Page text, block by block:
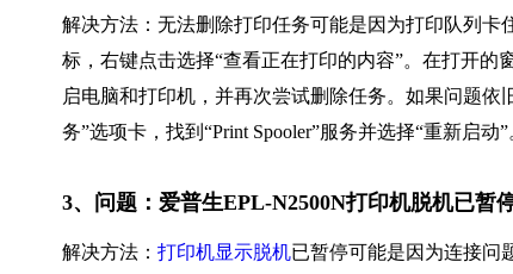
解决方法：无法删除打印任务可能是因为打印队列卡
标，右键点击选择“查看正在打印的内容”。在打开
启电脑和打印机，并再次尝试删除任务。如果问题依
务”选项卡，找到“Print Spooler”服务并选择“重新启动”
3、问题：爱普生EPL-N2500N打印机脱机已暂
解决方法： 打印机显示脱机已暂停可能是因为连接问